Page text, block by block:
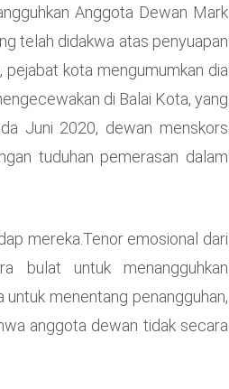
Anggota Dewan Mark
telah didakwa atas penyuapan
pejabat kota mengumumkan dia
di Balai Kota, yang
Juni 2020, dewan menskors
tuduhan pemerasan dalam
mereka.Tenor emosional dari
bulat untuk menangguhkan
menentang penangguhan,
anggota dewan tidak secara